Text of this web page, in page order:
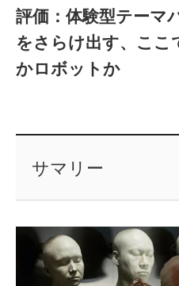
評価：体験型テーマ
をさらけ出す、ここ
かロボットか
サマリー